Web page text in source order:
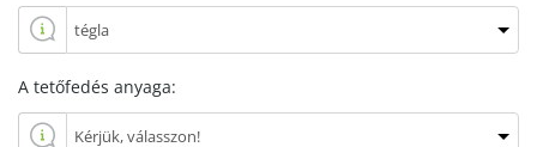
A tetőfedés anyaga: